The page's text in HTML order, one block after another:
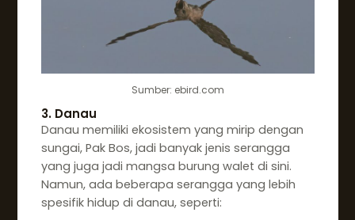
Sumber: ebird.com
3. Danau
Danau memiliki ekosistem yang mirip dengan
sungai, Pak Bos, jadi banyak jenis serangga
yang juga jadi mangsa burung walet di sini.
Namun, ada beberapa serangga yang lebih
spesifik hidup di danau, seperti: